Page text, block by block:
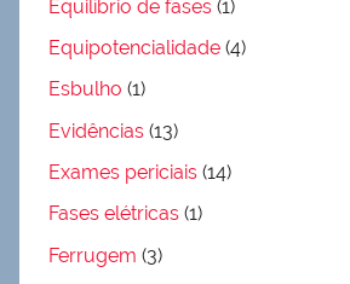
Equilíbrio de fases (1)
Equipotencialidade (4)
Esbulho (1)
Evidências (13)
Exames periciais (14)
Fases elétricas (1)
Ferrugem (3)